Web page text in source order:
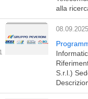
alla
08.09.2025
S.r.l.)